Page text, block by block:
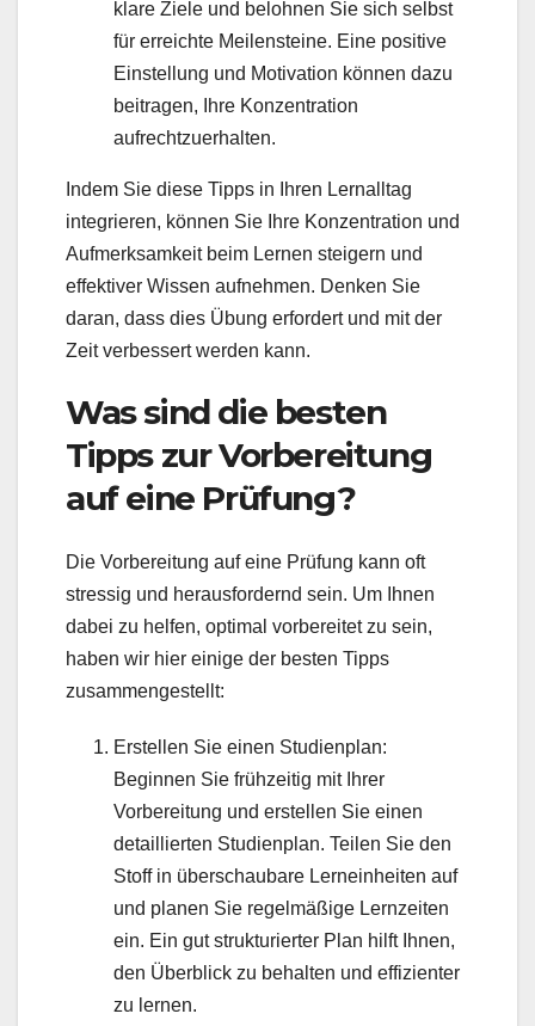
klare Ziele und belohnen Sie sich selbst
für erreichte Meilensteine. Eine positive
Einstellung und Motivation können dazu
beitragen, Ihre Konzentration
aufrechtzuerhalten.
Indem Sie diese Tipps in Ihren Lernalltag
integrieren, können Sie Ihre Konzentration und
Aufmerksamkeit beim Lernen steigern und
effektiver Wissen aufnehmen. Denken Sie
daran, dass dies Übung erfordert und mit der
Zeit verbessert werden kann.
Was sind die besten
Tipps zur Vorbereitung
auf eine Prüfung?
Die Vorbereitung auf eine Prüfung kann oft
stressig und herausfordernd sein. Um Ihnen
dabei zu helfen, optimal vorbereitet zu sein,
haben wir hier einige der besten Tipps
zusammengestellt:
Erstellen Sie einen Studienplan:
Beginnen Sie frühzeitig mit Ihrer
Vorbereitung und erstellen Sie einen
detaillierten Studienplan. Teilen Sie den
Stoff in überschaubare Lerneinheiten auf
und planen Sie regelmäßige Lernzeiten
ein. Ein gut strukturierter Plan hilft Ihnen,
den Überblick zu behalten und effizienter
zu lernen.